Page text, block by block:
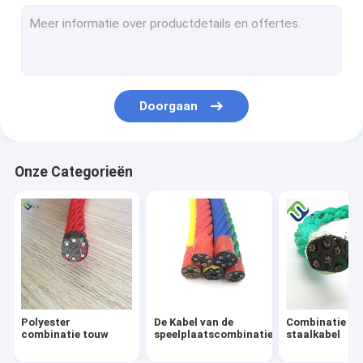
8-strengs polyester touw
speeltuin hangmat schommel
De brug van de speelplaatskabel
De Schakelaar van de speelplaatskabel
Speelplaats Netto Beklimmen
Doorgaan
Onze Categorieën
Polyester
combinatie touw
De Kabel van de
speelplaatscombinatie
Combinatie
staalkabel